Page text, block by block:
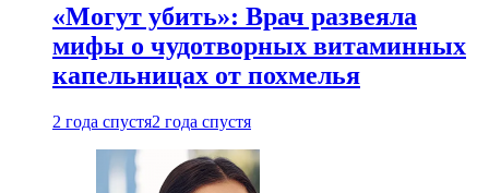
«Могут убить»: Врач развеяла
мифы о чудотворных витаминных
капельницах от похмелья
2 года спустя2 года спустя